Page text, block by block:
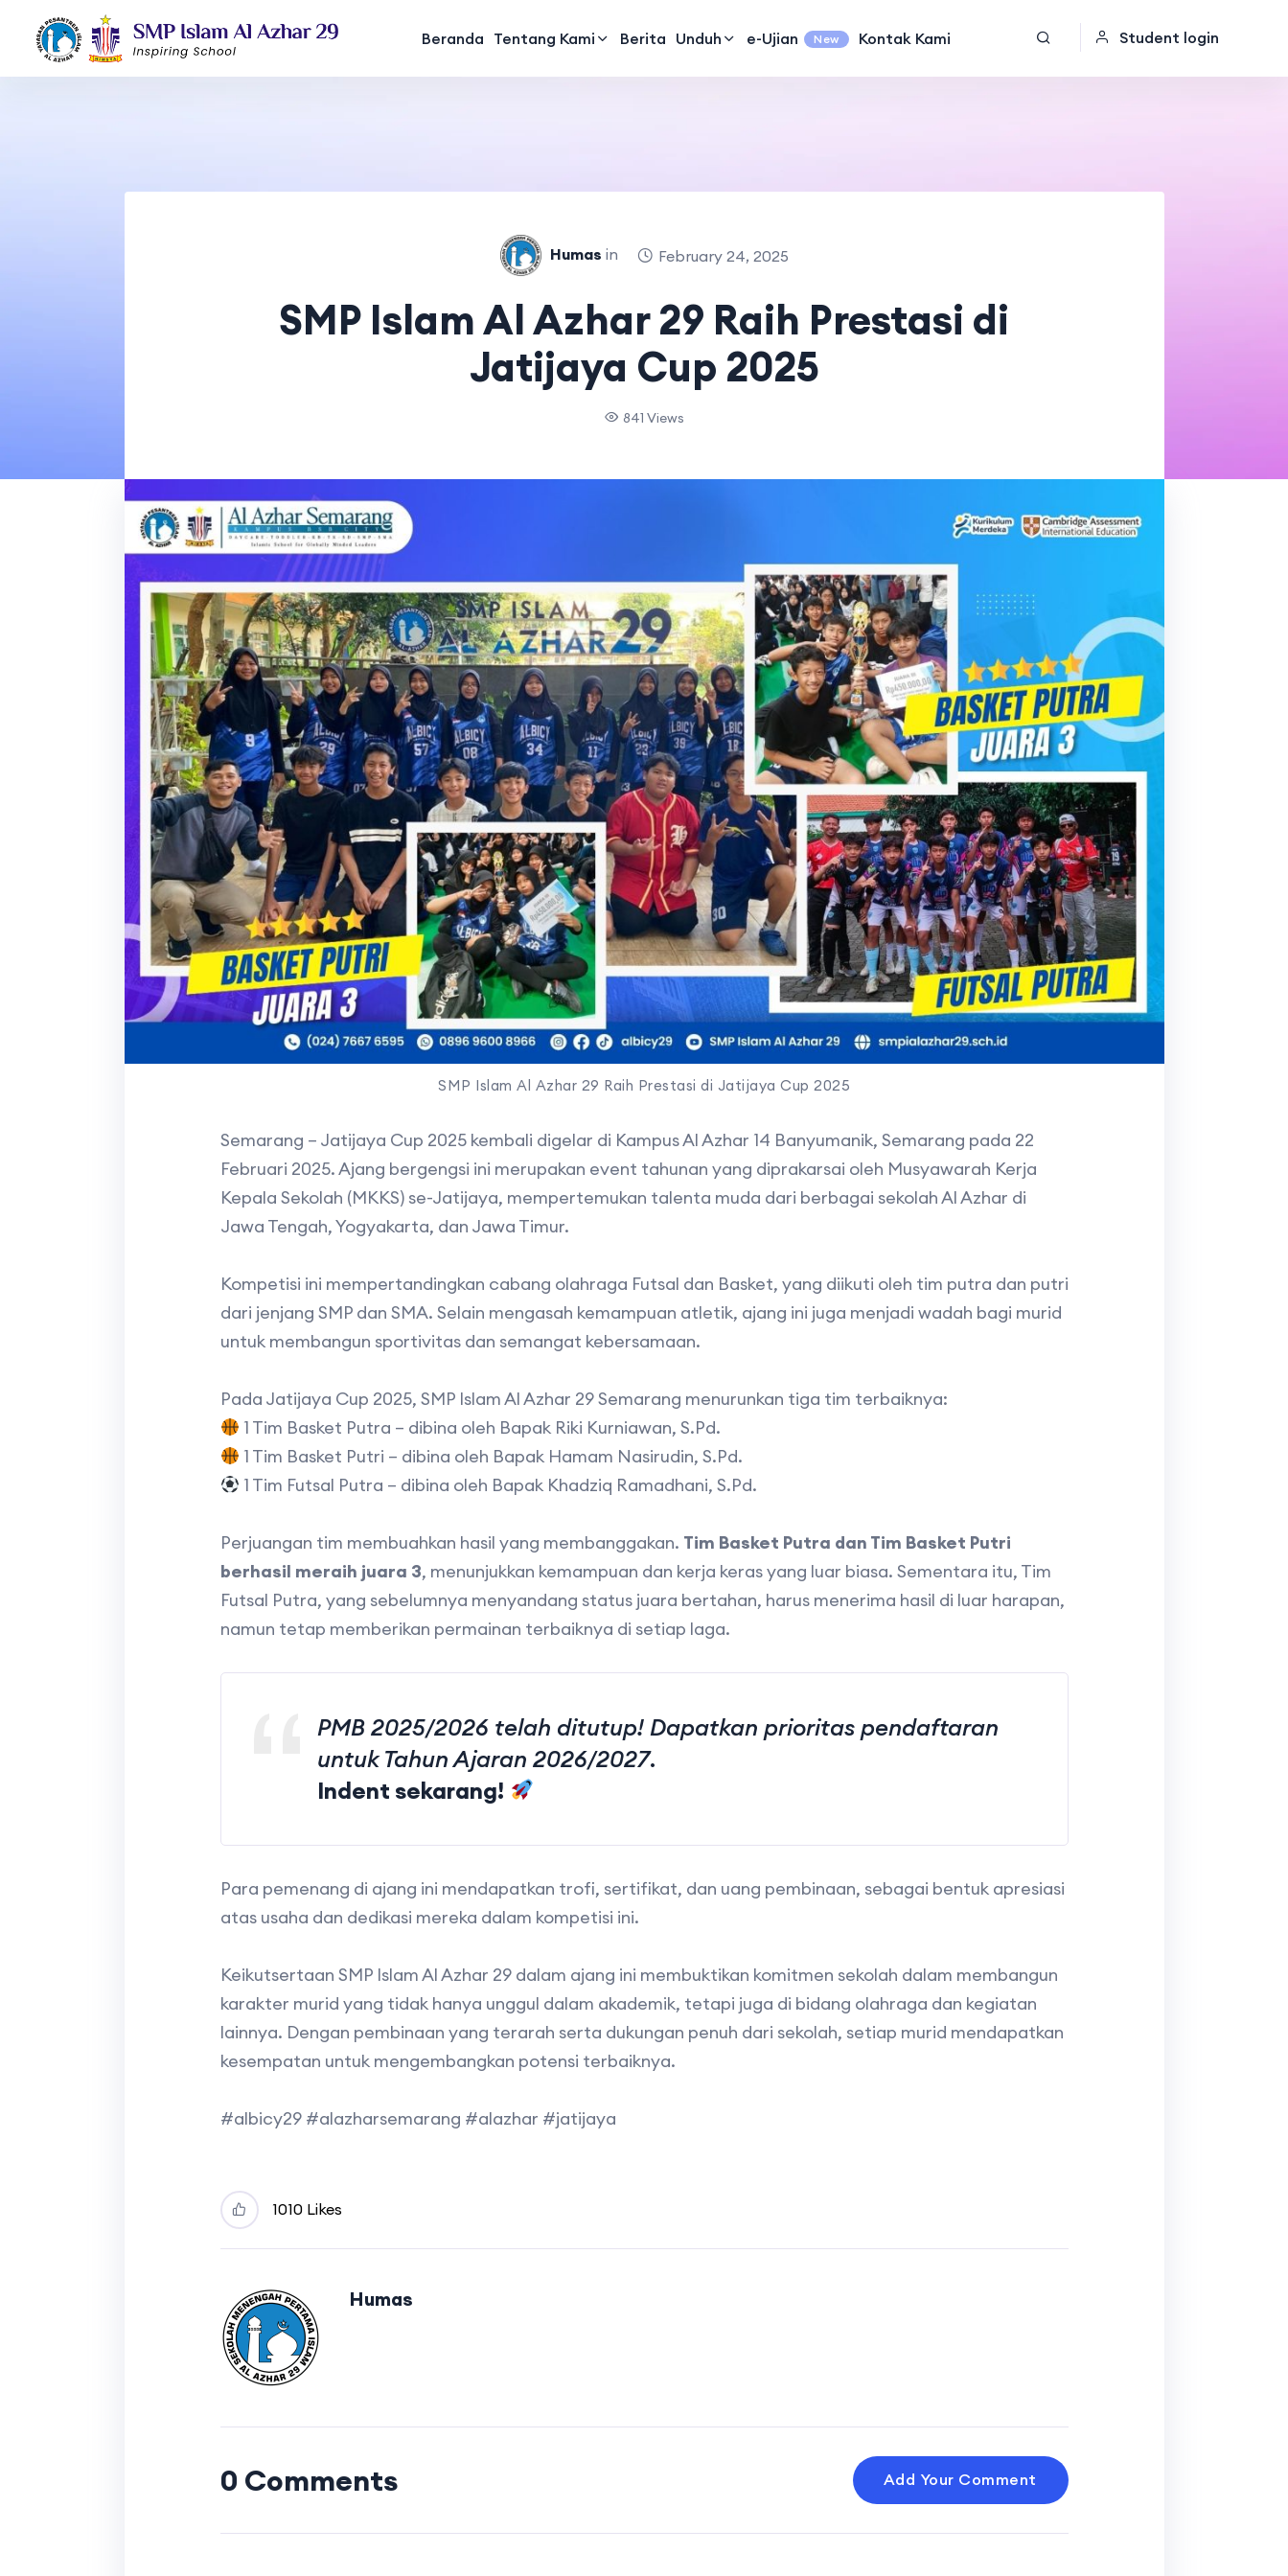
Beranda Tentang Kami Berita Unduh e-Ujian New Kontak Kami Student login
Humas in February 24, 2025
SMP Islam Al Azhar 29 Raih Prestasi di
Jatijaya Cup 2025
841 Views
SMP Islam Al Azhar 29 Raih Prestasi di Jatijaya Cup 2025
Semarang – Jatijaya Cup 2025 kembali digelar di Kampus Al Azhar 14 Banyumanik, Semarang pada 22
Februari 2025. Ajang bergengsi ini merupakan event tahunan yang diprakarsai oleh Musyawarah Kerja
Kepala Sekolah (MKKS) se-Jatijaya, mempertemukan talenta muda dari berbagai sekolah Al Azhar di
Jawa Tengah, Yogyakarta, dan Jawa Timur.
Kompetisi ini mempertandingkan cabang olahraga Futsal dan Basket, yang diikuti oleh tim putra dan putri
dari jenjang SMP dan SMA. Selain mengasah kemampuan atletik, ajang ini juga menjadi wadah bagi murid
untuk membangun sportivitas dan semangat kebersamaan.
Pada Jatijaya Cup 2025, SMP Islam Al Azhar 29 Semarang menurunkan tiga tim terbaiknya:
1 Tim Basket Putra – dibina oleh Bapak Riki Kurniawan, S.Pd.
1 Tim Basket Putri – dibina oleh Bapak Hamam Nasirudin, S.Pd.
1 Tim Futsal Putra – dibina oleh Bapak Khadziq Ramadhani, S.Pd.
Perjuangan tim membuahkan hasil yang membanggakan. Tim Basket Putra dan Tim Basket Putri
berhasil meraih juara 3, menunjukkan kemampuan dan kerja keras yang luar biasa. Sementara itu, Tim
Futsal Putra, yang sebelumnya menyandang status juara bertahan, harus menerima hasil di luar harapan,
namun tetap memberikan permainan terbaiknya di setiap laga.
PMB 2025/2026 telah ditutup! Dapatkan prioritas pendaftaran
untuk Tahun Ajaran 2026/2027.
Indent sekarang!
Para pemenang di ajang ini mendapatkan trofi, sertifikat, dan uang pembinaan, sebagai bentuk apresiasi
atas usaha dan dedikasi mereka dalam kompetisi ini.
Keikutsertaan SMP Islam Al Azhar 29 dalam ajang ini membuktikan komitmen sekolah dalam membangun
karakter murid yang tidak hanya unggul dalam akademik, tetapi juga di bidang olahraga dan kegiatan
lainnya. Dengan pembinaan yang terarah serta dukungan penuh dari sekolah, setiap murid mendapatkan
kesempatan untuk mengembangkan potensi terbaiknya.
#albicy29 #alazharsemarang #alazhar #jatijaya
1010 Likes
Humas
0 Comments Add Your Comment